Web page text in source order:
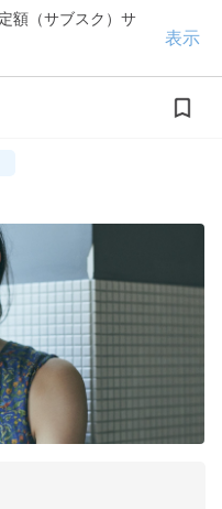
額（サブスク）サ
表示